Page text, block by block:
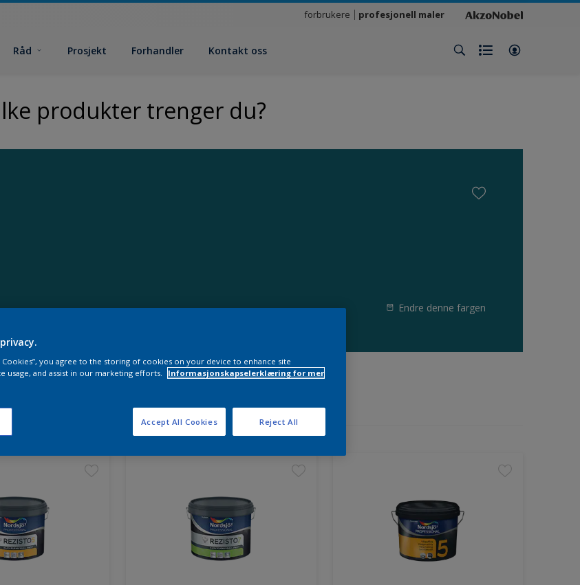
forbrukere profesjonell maler
Råd Prosjekt Forhandler Kontakt oss
produkter trenger du?
Endre denne fargen
Cookies”, you agree to the storing of cookies on your device to enhance site
usage, and assist in our marketing efforts.
Informasjonskapselerklæring for mer
Reject All
Accept All Cookies